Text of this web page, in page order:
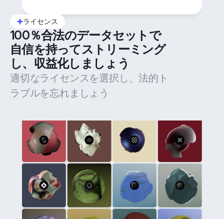
ライセンス
100％合法のデータセットで
自信を持ってストリーミング
し、収益化しましょう
適切なライセンスを選択し、法的ト
ラブルを忘れましょう